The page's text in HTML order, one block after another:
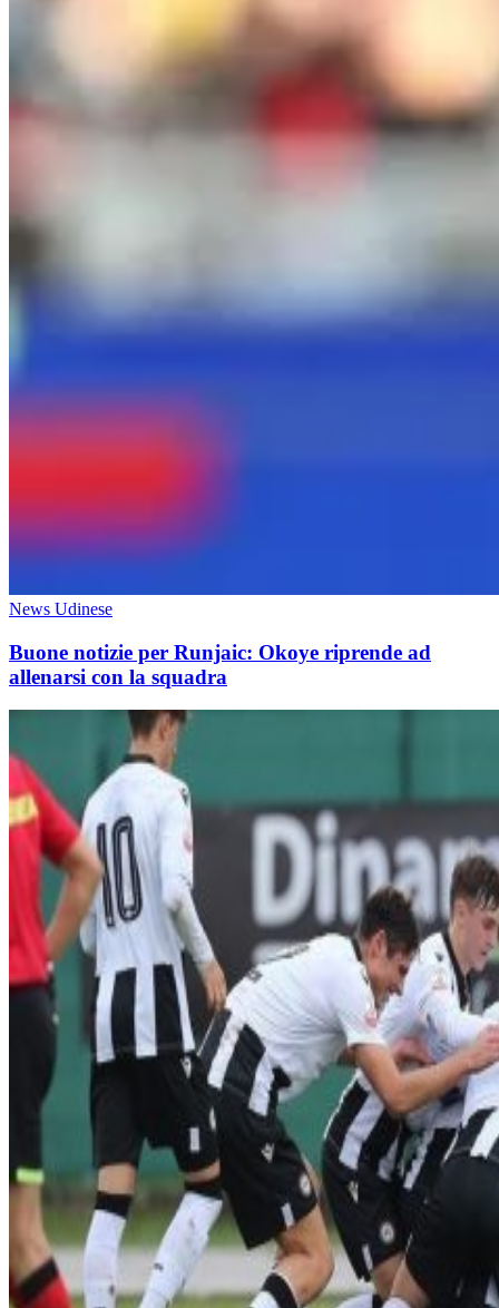
News Udinese
Buone notizie per Runjaic: Okoye riprende ad
allenarsi con la squadra